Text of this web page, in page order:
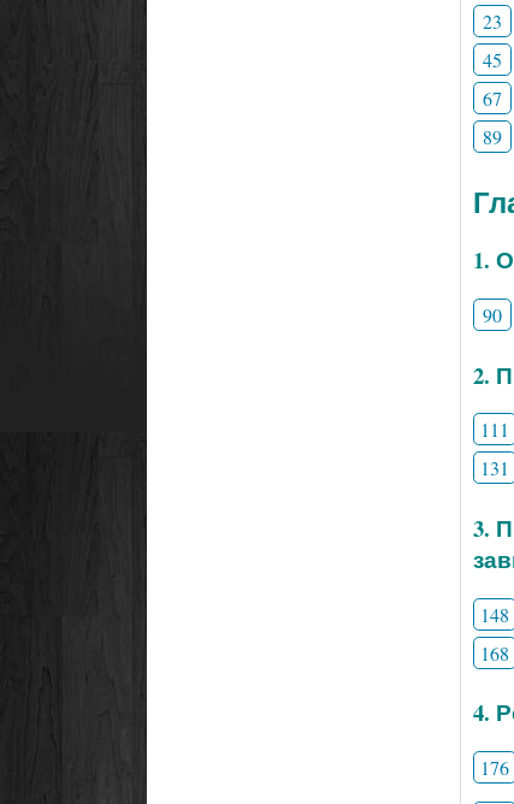
23
45
67
89
1.
90
2.
111
131
3.
148
168
4.
176